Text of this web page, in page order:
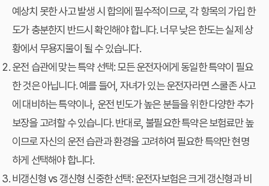
예상치 못한 사고 발생 시 합의에 필수적이므로, 각 항목의 가입 한
도가 충분한지 반드시 확인해야 합니다. 너무 낮은 한도는 실제 상
황에서 무용지물이 될 수 있습니다.
운전 습관에 맞는 특약 선택:모든 운전자에게 동일한 특약이 필요
한 것은 아닙니다. 예를 들어, 자녀가 있는 운전자라면 스쿨존 사고
에 대비하는 특약이나, 운전 빈도가 높은 분들을 위한 다양한 추가
보장을 고려할 수 있습니다. 반대로, 불필요한 특약은 보험료만 높
이므로 자신의 운전 습관과 환경을 고려하여 필요한 특약만 현명
하게 선택해야 합니다.
비갱신형 vs 갱신형 신중한 선택:운전자보험은 크게 갱신형과 비